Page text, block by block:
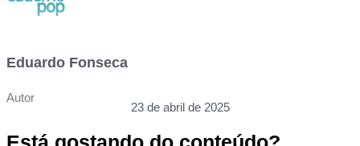
Eduardo Fonseca
Autor
23 de abril de 2025